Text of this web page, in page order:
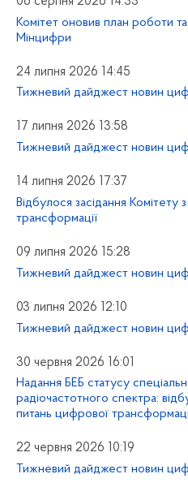
Комітет оновив план роботи
Мінцифри
24 липня 2026 14:45
Тижневий дайджест новин
17 липня 2026 13:58
Тижневий дайджест новин
14 липня 2026 17:37
Відбулося засідання Комітету
трансформації
09 липня 2026 15:28
Тижневий дайджест новин
03 липня 2026 12:10
Тижневий дайджест новин
30 червня 2026 16:01
Надання БЕБ статусу
радіочастотного спектра:
питань цифрової
22 червня 2026 10:19
Тижневий дайджест новин